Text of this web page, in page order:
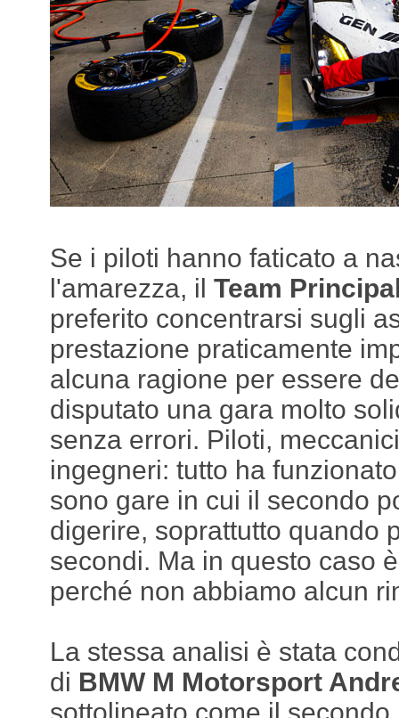
Se i piloti hanno faticato a
l'amarezza, il Team
preferito concentrarsi sugli
prestazione praticamente
alcuna ragione per essere
disputato una gara molto
senza errori. Piloti,
ingegneri: tutto ha
sono gare in cui il secondo
digerire, soprattutto quando
secondi. Ma in questo caso
perché non abbiamo alcun
La stessa analisi è stata
di BMW M Motorsport